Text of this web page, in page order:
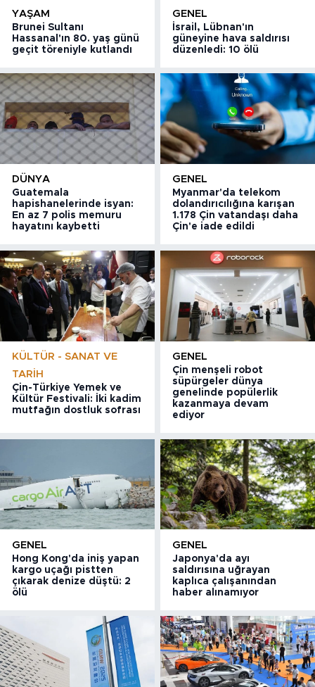
YAŞAM
Brunei Sultanı
Hassanal'ın 80. yaş günü
geçit töreniyle kutlandı
GENEL
İsrail, Lübnan'ın
güneyine hava saldırısı
düzenledi: 10 ölü
DÜNYA
Guatemala
hapishanelerinde isyan:
En az 7 polis memuru
hayatını kaybetti
GENEL
Myanmar'da telekom
dolandırıcılığına karışan
1.178 Çin vatandaşı daha
Çin'e iade edildi
KÜLTÜR - SANAT VE
TARIH
Çin-Türkiye Yemek ve
Kültür Festivali: İki kadim
mutfağın dostluk sofrası
GENEL
Çin menşeli robot
süpürgeler dünya
genelinde popülerlik
kazanmaya devam
ediyor
GENEL
Hong Kong'da iniş yapan
kargo uçağı pistten
çıkarak denize düştü: 2
ölü
GENEL
Japonya'da ayı
saldırısına uğrayan
kaplıca çalışanından
haber alınamıyor